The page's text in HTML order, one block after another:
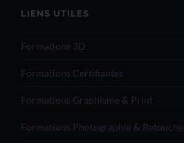
LIENS UTILES
Formations 3D
Formations Certifiantes
Formations Graphisme & Print
Formations Photographie & Retouche